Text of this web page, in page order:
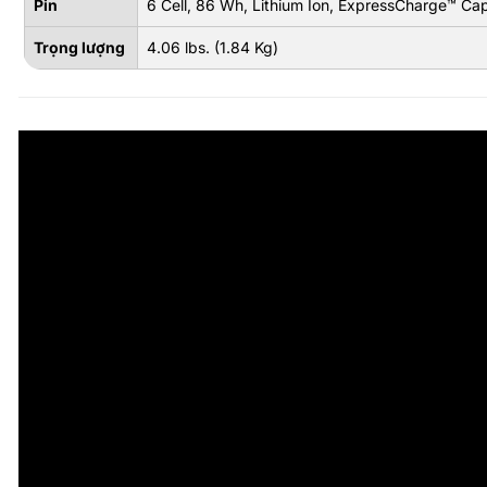
Pin 6 Cell, 86 Wh, Lithium Ion, ExpressCharge™
Trọng lượng 4.06 lbs. (1.84 Kg)